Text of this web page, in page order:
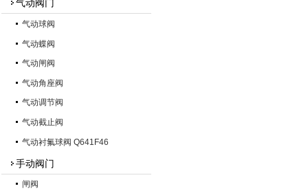
气动阀门
气动球阀
气动蝶阀
气动闸阀
气动角座阀
气动调节阀
气动截止阀
气动衬氟球阀 Q641F46
手动阀门
闸阀